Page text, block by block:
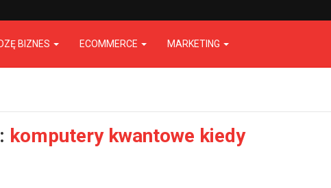
BIZNES ECOMMERCE MARKETING
komputery kwantowe kiedy